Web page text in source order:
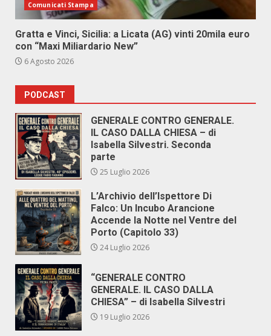
Comunicati Stampa
Gratta e Vinci, Sicilia: a Licata (AG) vinti 20mila euro
con “Maxi Miliardario New”
6 Agosto 2026
PODCAST
GENERALE CONTRO GENERALE.
IL CASO DALLA CHIESA – di
Isabella Silvestri. Seconda
parte
25 Luglio 2026
L’Archivio dell’Ispettore Di
Falco: Un Incubo Arancione
Accende la Notte nel Ventre del
Porto (Capitolo 33)
24 Luglio 2026
“GENERALE CONTRO
GENERALE. IL CASO DALLA
CHIESA” – di Isabella Silvestri
19 Luglio 2026